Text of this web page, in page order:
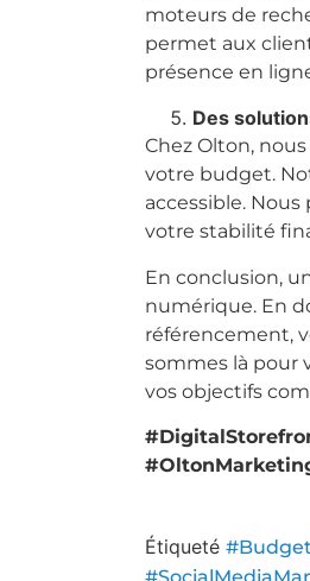
moteurs de
permet aux
présence en
Des
Chez Olton,
votre budget.
accessible.
votre stabilité
En conclusion,
numérique. En
référencement,
sommes là pour
vos objectifs
Étiqueté